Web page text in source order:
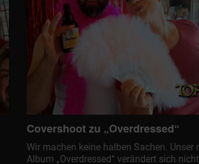
Covershoot zu „Overdressed“
Wir machen keine halben Sachen. Unser
Album „Overdressed“ verändert sich